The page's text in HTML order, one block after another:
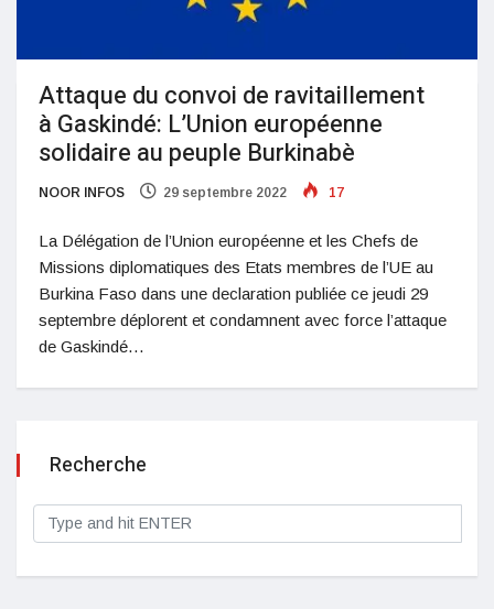
Attaque du convoi de ravitaillement
à Gaskindé: L’Union européenne
solidaire au peuple Burkinabè
NOOR INFOS 29 septembre 2022 17
La Délégation de l’Union européenne et les Chefs de
Missions diplomatiques des Etats membres de l’UE au
Burkina Faso dans une declaration publiée ce jeudi 29
septembre déplorent et condamnent avec force l’attaque
de Gaskindé…
Recherche